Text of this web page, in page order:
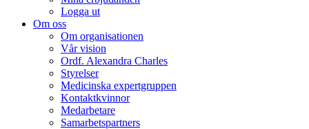
Logga ut
Om oss
Om organisationen
Vår vision
Ordf. Alexandra Charles
Styrelser
Medicinska expertgruppen
Kontaktkvinnor
Medarbetare
Samarbetspartners